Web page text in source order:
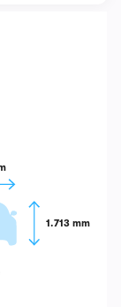
1.713 mm